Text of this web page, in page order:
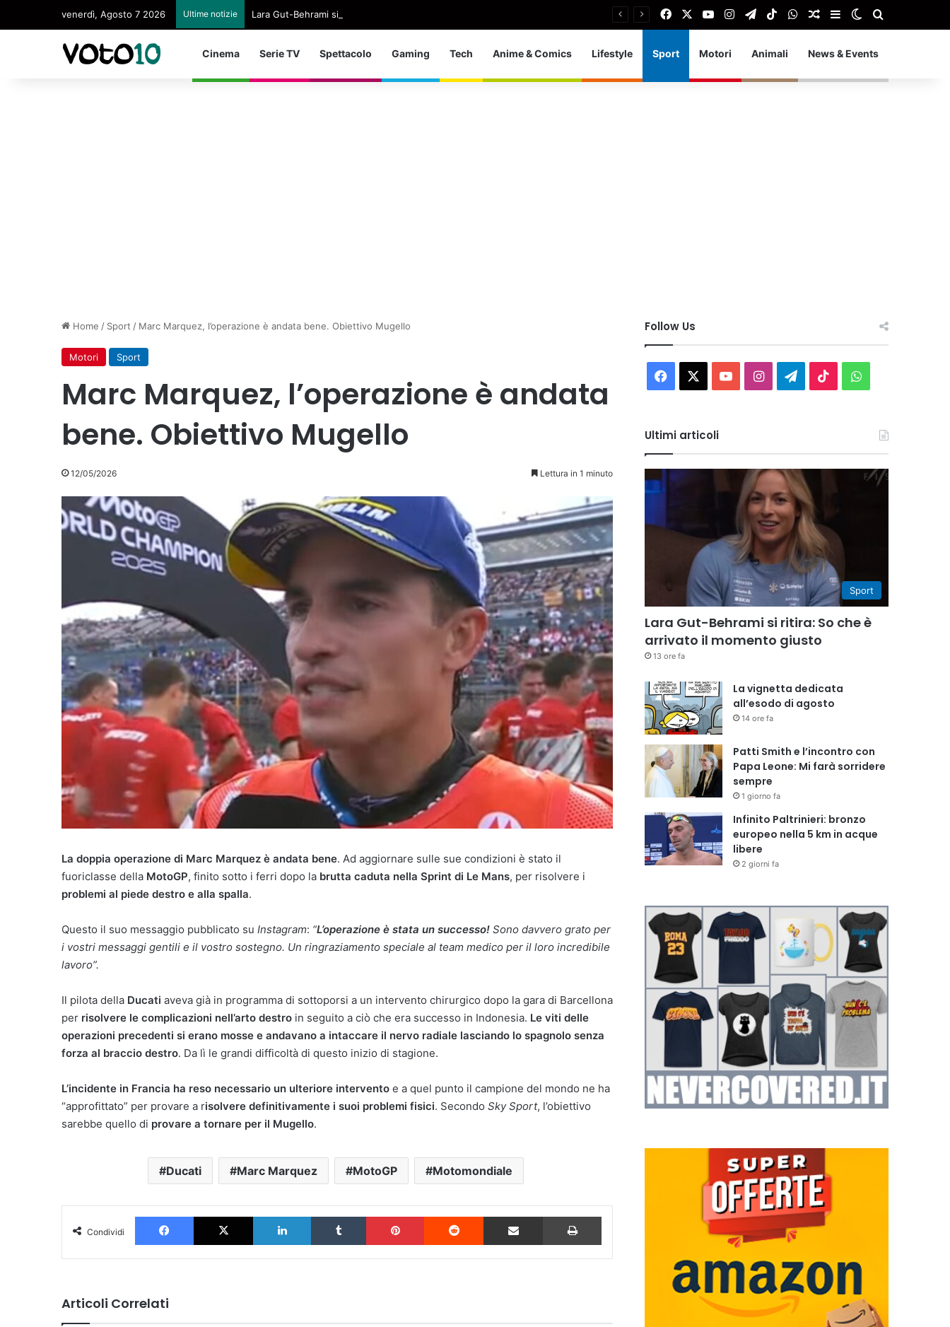
venerdì, Agosto 7 2026 Ultime notizie Lara Gut-Behrami si ritira: So che è arrivato il momento giusto FacebookYou TubeInstagram
TelegramTikTokWhatsApp
Articolo Random
Barra laterale
Cambia aspetto
Cinema Serie TV Spettacolo Gaming Tech Anime & Comics Lifestyle Sport Motori Animali News & Events
Home / Sport / Marc Marquez, l’operazione è andata bene. Obiettivo Mugello
Motori Sport
Marc Marquez, l’operazione è andata
bene. Obiettivo Mugello
12/05/2026 Lettura in 1 minuto
La doppia operazione di Marc Marquez è andata bene. Ad aggiornare sulle sue condizioni è stato il
fuoriclasse della MotoGP, finito sotto i ferri dopo la brutta caduta nella Sprint di Le Mans, per risolvere i
problemi al piede destro e alla spalla.
Questo il suo messaggio pubblicato su Instagram: “L’operazione è stata un successo! Sono davvero grato per
i vostri messaggi gentili e il vostro sostegno. Un ringraziamento speciale al team medico per il loro incredibile
lavoro”.
Il pilota della Ducati aveva già in programma di sottoporsi a un intervento chirurgico dopo la gara di Barcellona
per risolvere le complicazioni nell’arto destro in seguito a ciò che era successo in Indonesia. Le viti delle
operazioni precedenti si erano mosse e andavano a intaccare il nervo radiale lasciando lo spagnolo senza
forza al braccio destro. Da lì le grandi difficoltà di questo inizio di stagione.
L’incidente in Francia ha reso necessario un ulteriore intervento e a quel punto il campione del mondo ne ha
“approfittato” per provare a risolvere definitivamente i suoi problemi fisici. Secondo Sky Sport, l’obiettivo
sarebbe quello di provare a tornare per il Mugello.
Ducati Marc Marquez MotoGP Motomondiale
Condividi
Facebook X LinkedIn Tumblr Pinterest Reddit Condividi via Email Stampa
Articoli Correlati
Follow Us
Facebook You InstagramTelegram
TikTokWhatsApp
Ultimi articoli
Sport
Lara Gut-Behrami si ritira: So che è
arrivato il momento giusto
13 ore fa
La vignetta dedicata
all’esodo di agosto
14 ore fa
Patti Smith e l’incontro con
Papa Leone: Mi farà sorridere
sempre
1 giorno fa
Infinito Paltrinieri: bronzo
europeo nella 5 km in acque
libere
2 giorni fa